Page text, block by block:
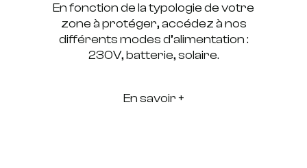
En fonction de la typologie de votre
zone à protéger, accédez à nos
différents modes d’alimentation :
230V, batterie, solaire.
En savoir +